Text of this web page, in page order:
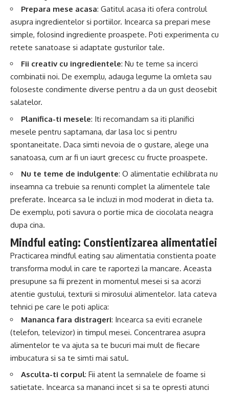
Prepara mese acasa: Gatitul acasa iti ofera controlul
asupra ingredientelor si portiilor. Incearca sa prepari mese
simple, folosind ingrediente proaspete. Poti experimenta cu
retete sanatoase si adaptate gusturilor tale.
Fii creativ cu ingredientele: Nu te teme sa incerci
combinatii noi. De exemplu, adauga legume la omleta sau
foloseste condimente diverse pentru a da un gust deosebit
salatelor.
Planifica-ti mesele: Iti recomandam sa iti planifici
mesele pentru saptamana, dar lasa loc si pentru
spontaneitate. Daca simti nevoia de o gustare, alege una
sanatoasa, cum ar fi un iaurt grecesc cu fructe proaspete.
Nu te teme de indulgente: O alimentatie echilibrata nu
inseamna ca trebuie sa renunti complet la alimentele tale
preferate. Incearca sa le incluzi in mod moderat in dieta ta.
De exemplu, poti savura o portie mica de ciocolata neagra
dupa cina.
Mindful eating: Constientizarea alimentatiei
Practicarea mindful eating sau alimentatia constienta poate
transforma modul in care te raportezi la mancare. Aceasta
presupune sa fii prezent in momentul mesei si sa acorzi
atentie gustului, texturii si mirosului alimentelor. Iata cateva
tehnici pe care le poti aplica:
Mananca fara distrageri: Incearca sa eviti ecranele
(telefon, televizor) in timpul mesei. Concentrarea asupra
alimentelor te va ajuta sa te bucuri mai mult de fiecare
imbucatura si sa te simti mai satul.
Asculta-ti corpul: Fii atent la semnalele de foame si
satietate. Incearca sa mananci incet si sa te opresti atunci